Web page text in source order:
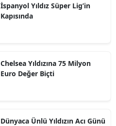
İspanyol Yıldız Süper Lig’in
Kapısında
Chelsea Yıldızına 75 Milyon
Euro Değer Biçti
Dünyaca Ünlü Yıldızın Acı Günü